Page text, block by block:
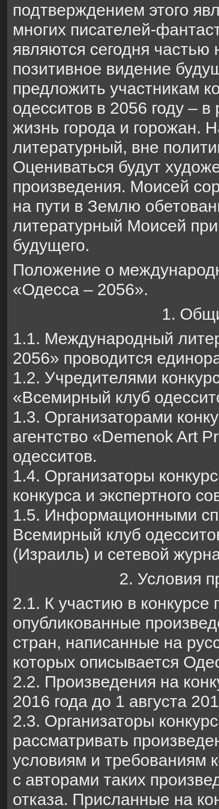
подтверждением этого
многих писателей-
являются сегодня
позитивное видение
предложить участникам
одесситов в 2056 году –
жизнь города и горожан.
литературный, вне
Оцениваться будут
произведения. Моисей
на пути в Землю
литературный Моисей
будущего.
Положение о
«Одесса – 2056».
1.
1.1. Международный
2056» проводится
1.2. Учредителями
«Всемирный клуб
1.3. Организаторами
агентство «Demenok Art
одесситов.
1.4. Организаторы
конкурса и экспертного
1.5. Информационными
Всемирный клуб
(Израиль) и сетевой
2. Условия
2.1. К участию в
опубликованные
стран, написанные на
которых описывается
2.2. Произведения на
2016 года до 1 августа
2.3. Организаторы
рассматривать
условиям и требованиям
с авторами таких
отказа. Присланные на